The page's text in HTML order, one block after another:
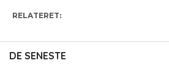
RELATERET:
DE SENESTE